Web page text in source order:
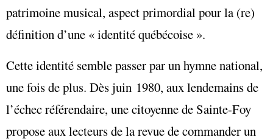
patrimoine musical, aspect primordial pour la (re)
définition d’une « identité québécoise ».
Cette identité semble passer par un hymne national,
une fois de plus. Dès juin 1980, aux lendemains de
l’échec référendaire, une citoyenne de Sainte-Foy
propose aux lecteurs de la revue de commander un